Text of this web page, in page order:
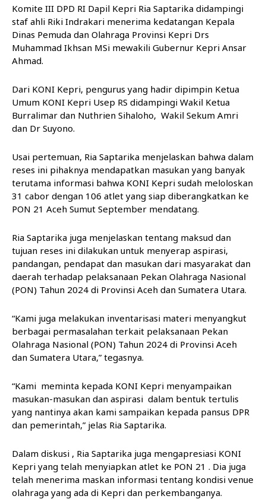
Komite III DPD RI Dapil Kepri Ria Saptarika didampingi
staf ahli Riki Indrakari menerima kedatangan Kepala
Dinas Pemuda dan Olahraga Provinsi Kepri Drs
Muhammad Ikhsan MSi mewakili Gubernur Kepri Ansar
Ahmad.
Dari KONI Kepri, pengurus yang hadir dipimpin Ketua
Umum KONI Kepri Usep RS didampingi Wakil Ketua
Burralimar dan Nuthrien Sihaloho, Wakil Sekum Amri
dan Dr Suyono.
Usai pertemuan, Ria Saptarika menjelaskan bahwa dalam
reses ini pihaknya mendapatkan masukan yang banyak
terutama informasi bahwa KONI Kepri sudah meloloskan
31 cabor dengan 106 atlet yang siap diberangkatkan ke
PON 21 Aceh Sumut September mendatang.
Ria Saptarika juga menjelaskan tentang maksud dan
tujuan reses ini dilakukan untuk menyerap aspirasi,
pandangan, pendapat dan masukan dari masyarakat dan
daerah terhadap pelaksanaan Pekan Olahraga Nasional
(PON) Tahun 2024 di Provinsi Aceh dan Sumatera Utara.
“Kami juga melakukan inventarisasi materi menyangkut
berbagai permasalahan terkait pelaksanaan Pekan
Olahraga Nasional (PON) Tahun 2024 di Provinsi Aceh
dan Sumatera Utara,” tegasnya.
“Kami meminta kepada KONI Kepri menyampaikan
masukan-masukan dan aspirasi dalam bentuk tertulis
yang nantinya akan kami sampaikan kepada pansus DPR
dan pemerintah,” jelas Ria Saptarika.
Dalam diskusi , Ria Saptarika juga mengapresiasi KONI
Kepri yang telah menyiapkan atlet ke PON 21 . Dia juga
telah menerima maskan informasi tentang kondisi venue
olahraga yang ada di Kepri dan perkembanganya.